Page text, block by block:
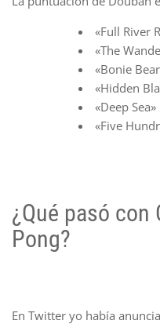
«Full River
«The
«Bonie
«Hidden
«Deep Sea»
«Five
¿Qué pasó con
Pong?
En Twitter yo había